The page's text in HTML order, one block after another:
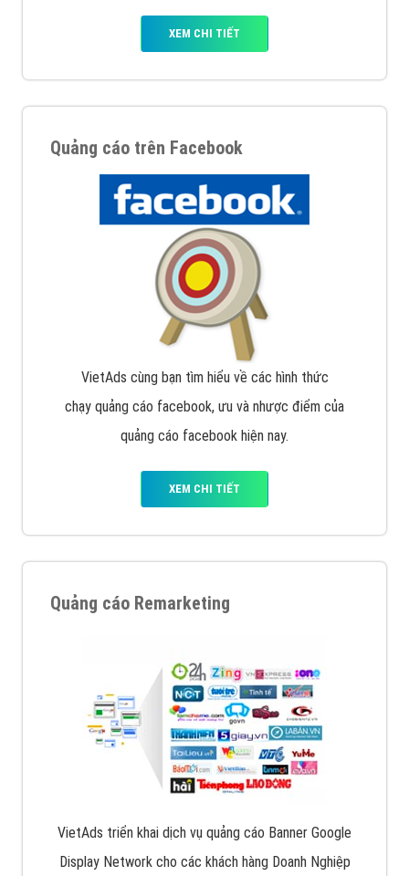
XEM CHI TIẾT
Quảng cáo trên Facebook
VietAds cùng bạn tìm hiểu về các hình thức
chạy quảng cáo facebook, ưu và nhược điểm của
quảng cáo facebook hiện nay.
XEM CHI TIẾT
Quảng cáo Remarketing
VietAds triển khai dịch vụ quảng cáo Banner Google
Display Network cho các khách hàng Doanh Nghiệp